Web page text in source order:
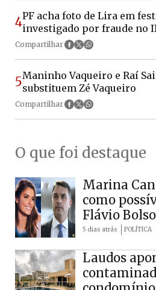
4PF acha foto de Lira em
investigado por fraude no
Compartilhar
5Maninho Vaqueiro e Raí
substituem Zé Vaqueiro
Compartilhar
O que foi destaque
Marina
como
Flávio
5 dias atrás POLÍTICA
Laudos